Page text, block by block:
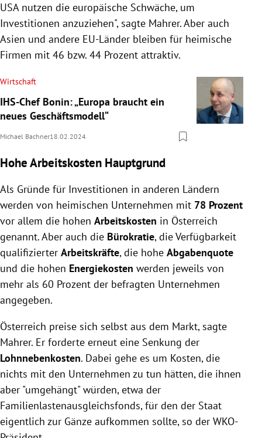
USA nutzen die europäische Schwäche, um
Investitionen anzuziehen", sagte Mahrer. Aber auch
Asien und andere EU-Länder bleiben für heimische
Firmen mit 46 bzw. 44 Prozent attraktiv.
Wirtschaft
IHS-Chef Bonin: „Europa braucht ein
neues Geschäftsmodell“
Michael Bachner18.02.2024
Hohe Arbeitskosten Hauptgrund
Als Gründe für Investitionen in anderen Ländern
werden von heimischen Unternehmen mit 78 Prozent
vor allem die hohen Arbeitskosten in Österreich
genannt. Aber auch die Bürokratie, die Verfügbarkeit
qualifizierter Arbeitskräfte, die hohe Abgabenquote
und die hohen Energiekosten werden jeweils von
mehr als 60 Prozent der befragten Unternehmen
angegeben.
Österreich preise sich selbst aus dem Markt, sagte
Mahrer. Er forderte erneut eine Senkung der
Lohnnebenkosten. Dabei gehe es um Kosten, die
nichts mit den Unternehmen zu tun hätten, die ihnen
aber "umgehängt" würden, etwa der
Familienlastenausgleichsfonds, für den der Staat
eigentlich zur Gänze aufkommen sollte, so der WKO-